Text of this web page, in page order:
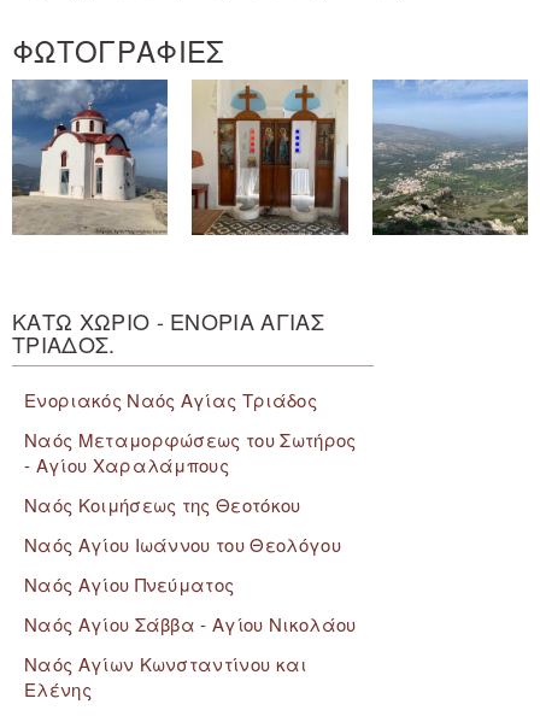
ΦΩΤΟΓΡΑΦΙΕΣ
ΚΑΤΩ ΧΩΡΙΟ - ΕΝΟΡΙΑ ΑΓΙΑΣ
ΤΡΙΑΔΟΣ.
Ενοριακός Ναός Αγίας Τριάδος
Ναός Μεταμορφώσεως του Σωτήρος
- Αγίου Χαραλάμπους
Ναός Κοιμήσεως της Θεοτόκου
Ναός Αγίου Ιωάννου του Θεολόγου
Ναός Αγίου Πνεύματος
Ναός Αγίου Σάββα - Αγίου Νικολάου
Ναός Αγίων Κωνσταντίνου και
Ελένης